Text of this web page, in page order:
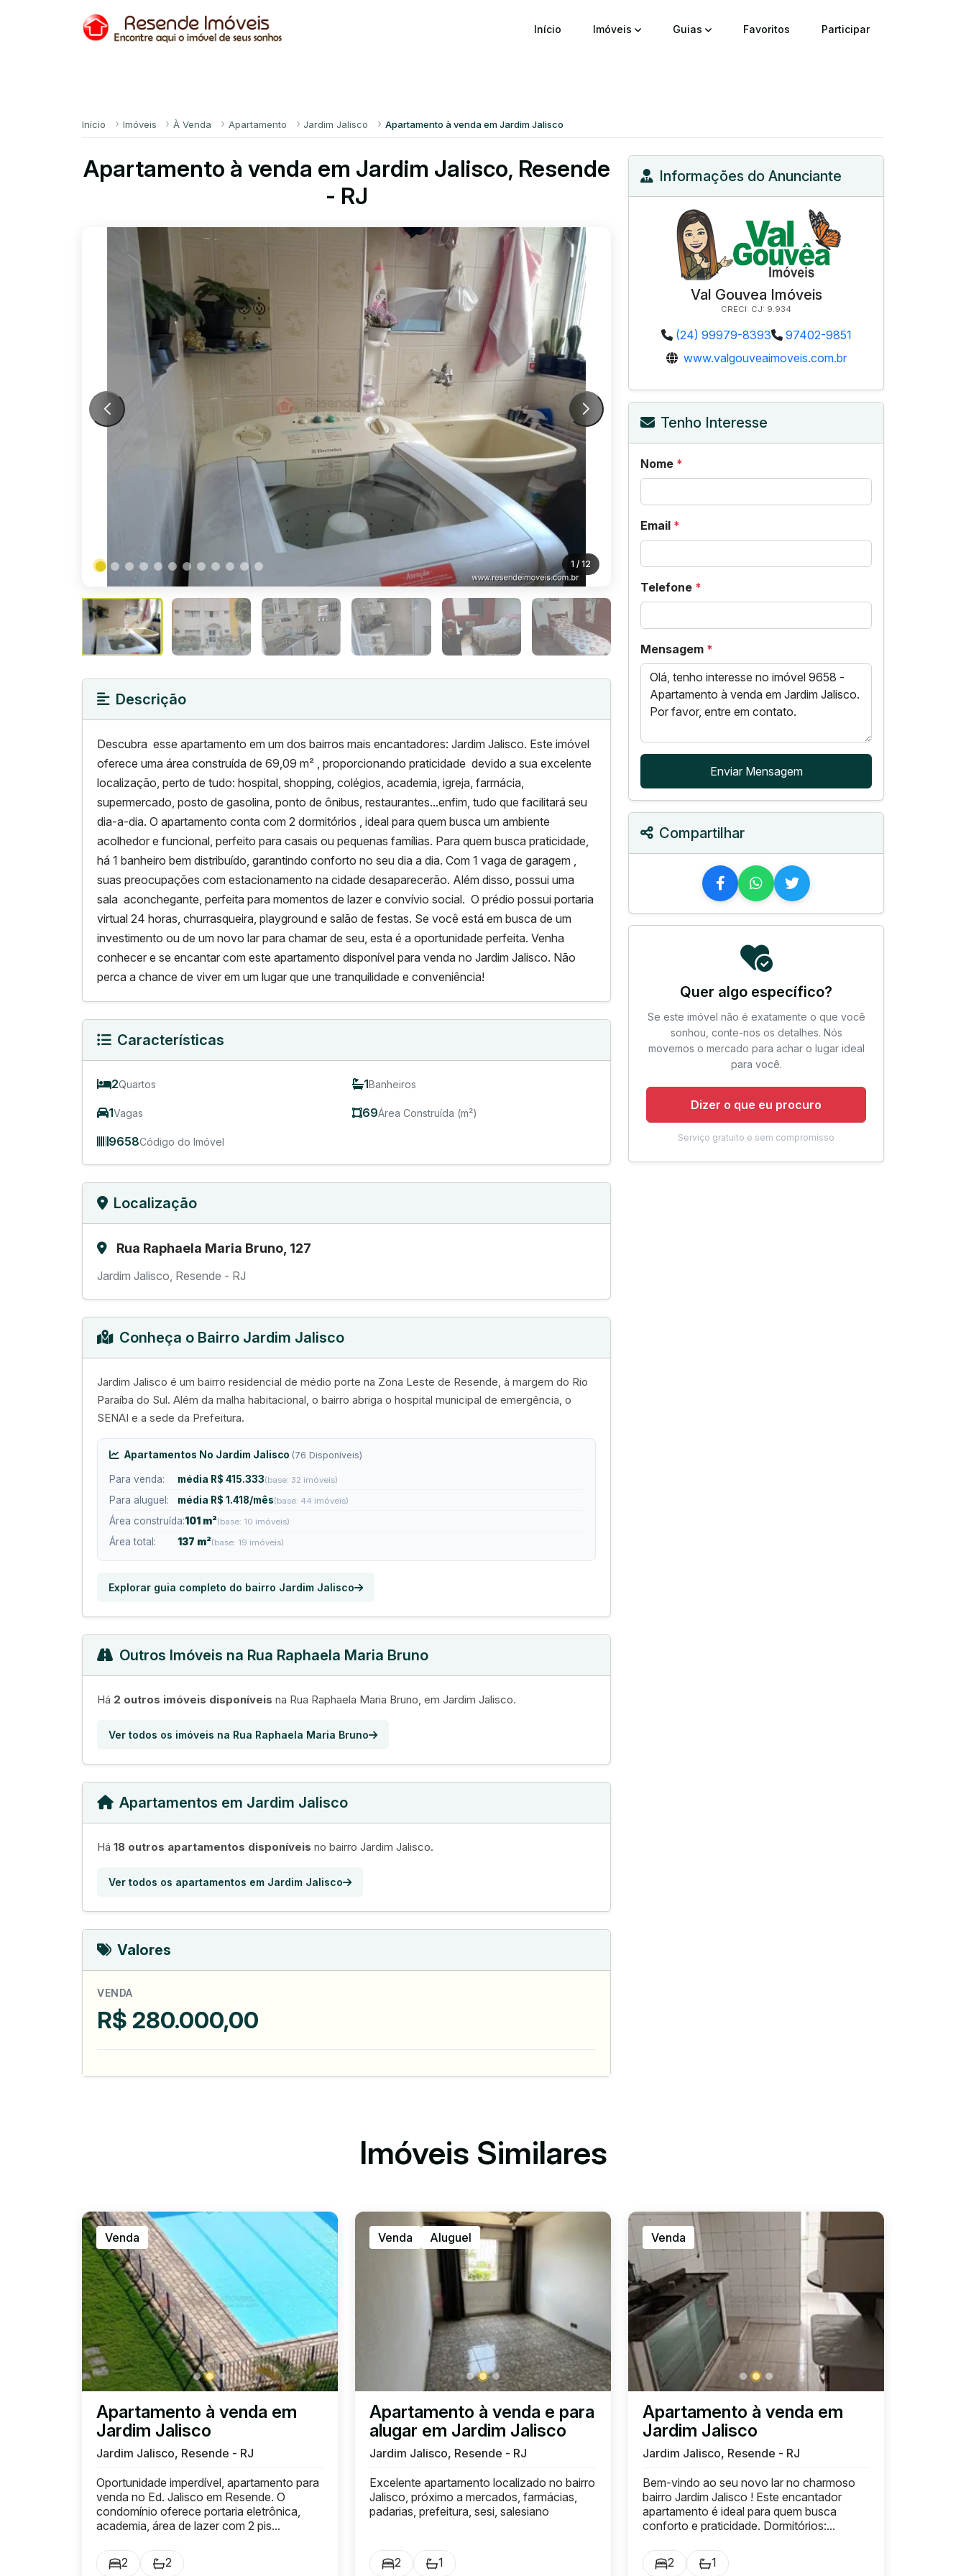
Início Imóveis Guias Favoritos Participar
Início Imóveis À Venda Apartamento Jardim Jalisco Apartamento à venda em Jardim Jalisco
Apartamento à venda em Jardim Jalisco, Resende
- RJ
1 / 12
Descrição
Descubra esse apartamento em um dos bairros mais encantadores: Jardim Jalisco. Este imóvel
oferece uma área construída de 69,09 m² , proporcionando praticidade devido a sua excelente
localização, perto de tudo: hospital, shopping, colégios, academia, igreja, farmácia,
supermercado, posto de gasolina, ponto de ônibus, restaurantes...enfim, tudo que facilitará seu
dia-a-dia. O apartamento conta com 2 dormitórios , ideal para quem busca um ambiente
acolhedor e funcional, perfeito para casais ou pequenas famílias. Para quem busca praticidade,
há 1 banheiro bem distribuído, garantindo conforto no seu dia a dia. Com 1 vaga de garagem ,
suas preocupações com estacionamento na cidade desaparecerão. Além disso, possui uma
sala aconchegante, perfeita para momentos de lazer e convívio social. O prédio possui portaria
virtual 24 horas, churrasqueira, playground e salão de festas. Se você está em busca de um
investimento ou de um novo lar para chamar de seu, esta é a oportunidade perfeita. Venha
conhecer e se encantar com este apartamento disponível para venda no Jardim Jalisco. Não
perca a chance de viver em um lugar que une tranquilidade e conveniência!
Características
2Quartos 1Banheiros
1Vagas 69Área Construída (m²)
9658Código do Imóvel
Localização
Rua Raphaela Maria Bruno, 127
Jardim Jalisco, Resende - RJ
Conheça o Bairro Jardim Jalisco
Jardim Jalisco é um bairro residencial de médio porte na Zona Leste de Resende, à margem do Rio
Paraíba do Sul. Além da malha habitacional, o bairro abriga o hospital municipal de emergência, o
SENAI e a sede da Prefeitura.
Apartamentos No Jardim Jalisco (76 Disponíveis)
Para venda: média R$ 415.333(base: 32 imóveis)
Para aluguel: média R$ 1.418/mês(base: 44 imóveis)
Área construída:101 m²(base: 10 imóveis)
Área total: 137 m²(base: 19 imóveis)
Explorar guia completo do bairro Jardim Jalisco
Outros Imóveis na Rua Raphaela Maria Bruno
Há 2 outros imóveis disponíveis na Rua Raphaela Maria Bruno, em Jardim Jalisco.
Ver todos os imóveis na Rua Raphaela Maria Bruno
Apartamentos em Jardim Jalisco
Há 18 outros apartamentos disponíveis no bairro Jardim Jalisco.
Ver todos os apartamentos em Jardim Jalisco
Valores
VENDA
R$ 280.000,00
Informações do Anunciante
Val Gouvea Imóveis
CRECI: CJ: 9.934
(24) 99979-8393
97402-9851
www.valgouveaimoveis.com.br
Tenho Interesse
Nome *
Email *
Telefone *
Mensagem *
Enviar Mensagem
Compartilhar
Quer algo específico?
Se este imóvel não é exatamente o que você
sonhou, conte-nos os detalhes. Nós
movemos o mercado para achar o lugar ideal
para você.
Dizer o que eu procuro
Serviço gratuito e sem compromisso
Imóveis Similares
Venda
Apartamento à venda em
Jardim Jalisco
Jardim Jalisco, Resende - RJ
Oportunidade imperdível, apartamento para
venda no Ed. Jalisco em Resende. O
condomínio oferece portaria eletrônica,
academia, área de lazer com 2 pis...
2 2
Venda Aluguel
Apartamento à venda e para
alugar em Jardim Jalisco
Jardim Jalisco, Resende - RJ
Excelente apartamento localizado no bairro
Jalisco, próximo a mercados, farmácias,
padarias, prefeitura, sesi, salesiano
2 1
Venda
Apartamento à venda em
Jardim Jalisco
Jardim Jalisco, Resende - RJ
Bem-vindo ao seu novo lar no charmoso
bairro Jardim Jalisco ! Este encantador
apartamento é ideal para quem busca
conforto e praticidade. Dormitórios:...
2 1